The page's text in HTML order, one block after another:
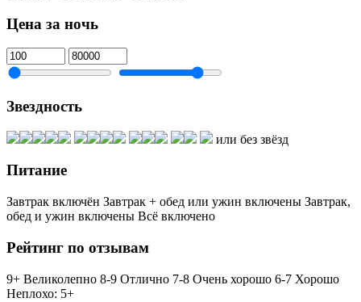
Цена за ночь
Звездность
или без звёзд
Питание
Завтрак включён Завтрак + обед или ужин включены Завтрак,
обед и ужин включены Всё включено
Рейтинг по отзывам
9+ Великолепно 8-9 Отлично 7-8 Очень хорошо 6-7 Хорошо
Неплохо: 5+